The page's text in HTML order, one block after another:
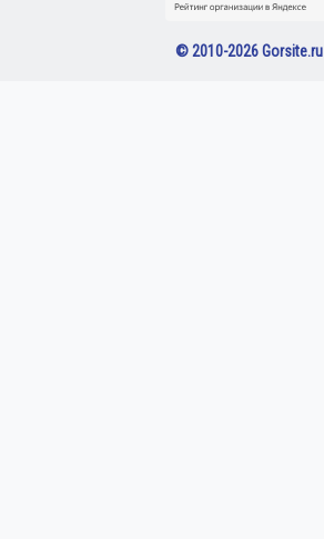
© 2010-2026 Gorsite.ru